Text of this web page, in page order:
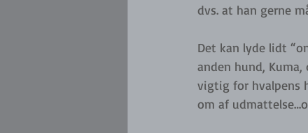
dvs. at han gerne
Det kan lyde lidt
anden hund,
vigtig for hvalpens
om af